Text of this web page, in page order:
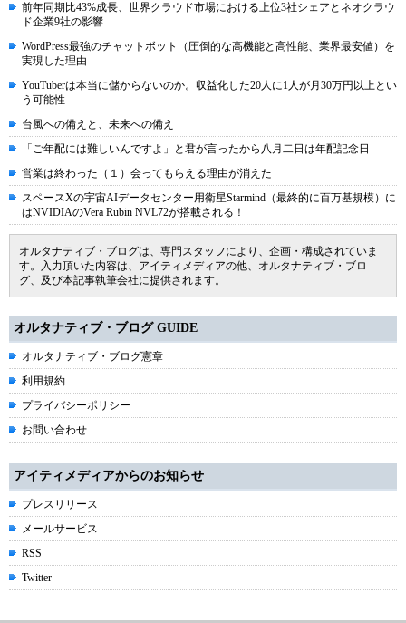
前年同期比43%成長、世界クラウド市場における上位3社シェアとネオクラウ
ド企業9社の影響
WordPress最強のチャットボット（圧倒的な高機能と高性能、業界最安値）を
実現した理由
YouTuberは本当に儲からないのか。収益化した20人に1人が月30万円以上とい
う可能性
台風への備えと、未来への備え
「ご年配には難しいんですよ」と君が言ったから八月二日は年配記念日
営業は終わった（１）会ってもらえる理由が消えた
スペースXの宇宙AIデータセンター用衛星Starmind（最終的に百万基規模）に
はNVIDIAのVera Rubin NVL72が搭載される！
オルタナティブ・ブログは、専門スタッフにより、企画・構成されていま
す。入力頂いた内容は、アイティメディアの他、オルタナティブ・ブロ
グ、及び本記事執筆会社に提供されます。
オルタナティブ・ブログ GUIDE
オルタナティブ・ブログ憲章
利用規約
プライバシーポリシー
お問い合わせ
アイティメディアからのお知らせ
プレスリリース
メールサービス
RSS
Twitter